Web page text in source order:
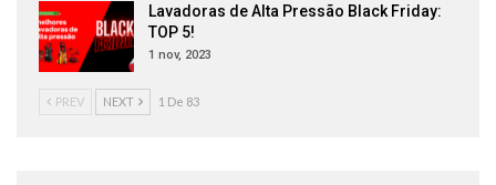
Lavadoras de Alta Pressão Black Friday:
TOP 5!
1 nov, 2023
PREV NEXT 1 De 83